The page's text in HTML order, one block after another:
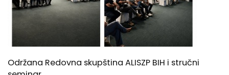
Održana Redovna skupština ALISZP BIH i stručni